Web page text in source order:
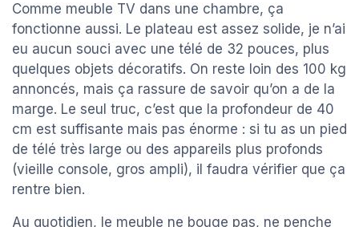
Comme meuble TV dans une chambre, ça
fonctionne aussi. Le plateau est assez solide, je n’ai
eu aucun souci avec une télé de 32 pouces, plus
quelques objets décoratifs. On reste loin des 100 kg
annoncés, mais ça rassure de savoir qu’on a de la
marge. Le seul truc, c’est que la profondeur de 40
cm est suffisante mais pas énorme : si tu as un pied
de télé très large ou des appareils plus profonds
(vieille console, gros ampli), il faudra vérifier que ça
rentre bien.
Au quotidien, le meuble ne bouge pas, ne penche